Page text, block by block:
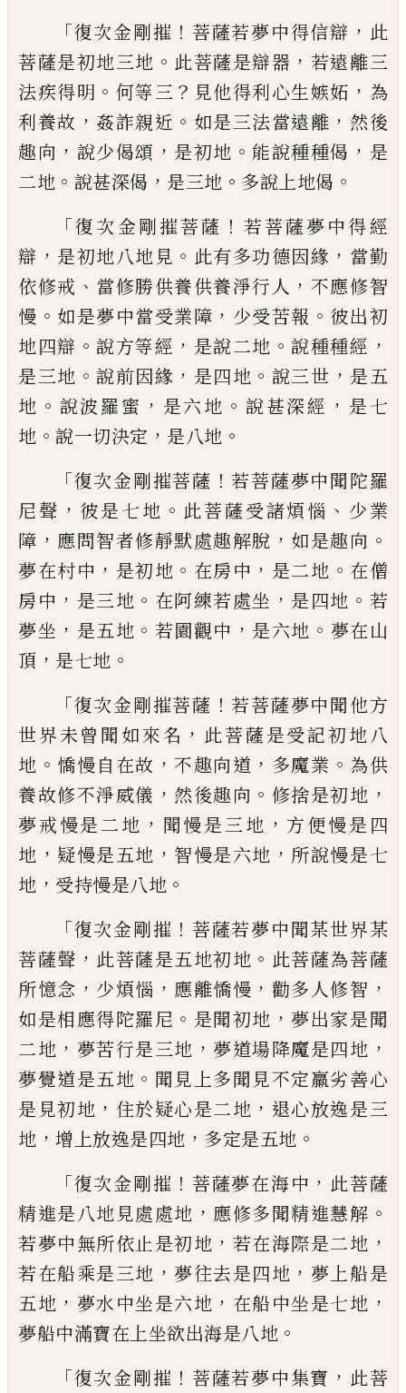
「復次金剛摧 ！ 菩薩若夢中得信辯 ， 此
菩薩是初地三地 。 此菩薩是辯器 ， 若遠離三
法疾得明 。 何等三 ？ 見他得利心生嫉妬 ， 為
利養故 ， 姦詐親近 。 如是三法當遠離 ， 然後
趣向 ， 說少偈頌 ， 是初地 。 能說種種偈 ， 是
二地 。 說甚深偈 ， 是三地 。 多說上地偈 。
「復次金剛摧菩薩 ！ 若菩薩夢中得經
辯 ， 是初地八地見 。 此有多功德因緣 ， 當勤
依修戒 、 當修勝供養供養淨行人 ， 不應修智
慢 。 如是夢中當受業障 ， 少受苦報 。 彼出初
地四辯 。說方等經 ， 是說二地 。說種種經 ，
是三地 。說前因緣 ， 是四地 。 說三世 ， 是五
地 。 說波羅蜜 ， 是六地 。 說甚深經 ， 是七
地 。 說一切決定 ， 是八地 。
「復次金剛摧菩薩 ！若菩薩夢中聞陀羅
尼聲 ， 彼是七地 。 此菩薩受諸煩惱 、 少業
障 ， 應問智者修靜默處趣解脫 ， 如是趣向 。
夢在村中 ， 是初地 。 在房中 ， 是二地 。 在僧
房中 ， 是三地 。 在阿練若處坐 ， 是四地 。 若
夢坐 ， 是五地 。 若園觀中 ， 是六地 。 夢在山
頂 ， 是七地 。
「復次金剛摧菩薩 ！若菩薩夢中聞他方
世界未曾聞如來名 ， 此菩薩是受記初地八
地 。 憍慢自在故 ，不趣向道 ， 多魔業 。 為供
養故修不淨威儀 ， 然後趣向 。 修捨是初地 ，
夢戒慢是二地 ， 聞慢是三地 ， 方便慢是四
地 ， 疑慢是五地 ， 智慢是六地 ， 所說慢是七
地 ， 受持慢是八地 。
「復次金剛摧 ！ 菩薩若夢中聞某世界某
菩薩聲 ， 此菩薩是五地初地 。 此菩薩為菩薩
所憶念 ， 少煩惱 ， 應離憍慢 ， 勸多人修智 ，
如是相應得陀羅尼 。 是聞初地 ， 夢出家是聞
二地 ， 夢苦行是三地 ， 夢道場降魔是四地 ，
夢覺道是五地 。 聞見上多聞見不定羸劣善心
是見初地 ， 住於疑心是二地 ， 退心放逸是三
地 ， 增上放逸是四地 ， 多定是五地 。
「復次金剛摧 ！ 菩薩夢在海中 ， 此菩薩
精進是八地見處處地 ， 應修多聞精進慧解 。
若夢中無所依止是初地 ， 若在海際是二地 ，
若在船乘是三地 ， 夢往去是四地 ， 夢上船是
五地 ， 夢水中坐是六地 ， 在船中坐是七地 ，
夢船中滿寶在上坐欲出海是八地 。
「復次金剛摧 ！ 菩薩若夢中集寶 ， 此菩